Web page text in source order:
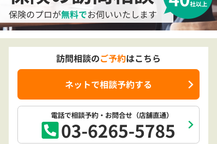
保険のプロが無料でお伺いいたします
社以上
電話で相談予約 ・お問合せ （店舗直通）
03-6265-5785
訪問相談のご予約はこちら
ネットで相談予約する